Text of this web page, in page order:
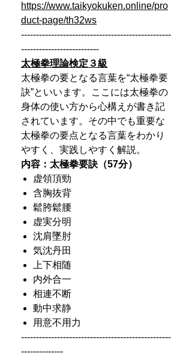
https://www.taikyokuken.online/pro
duct-page/th32ws
--------------------------------------------------
--------------------------
太極拳理論検定３級
太極拳の要となる言葉を“太極拳要
訣”といいます。ここには太極拳の
身体の使い方から心構えが書き記
されています。その中でも重要な
太極拳の要点となる言葉をわかり
やすく、実践しやすく解説。
内容：太極拳要訣（57分）
虚領頂勁
含胸抜背
鬆胯鬆腰
虚実分明
沈肩墜肘
気沈丹田
上下相随
内外合一
相連不断
動中求静
用意不用力
--------------------------------------------------
--------------